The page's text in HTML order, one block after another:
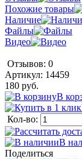
Похожие товары
Наличие
Файлы
Видео
Отзывов: 0
Артикул: 14459
180 руб.
В
Кол-во:
В
Поделиться